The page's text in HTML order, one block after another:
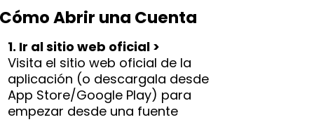
Cómo Abrir una Cuenta
1. Ir al sitio web oficial >
Visita el sitio web oficial de la
aplicación (o descargala desde
App Store/Google Play) para
empezar desde una fuente